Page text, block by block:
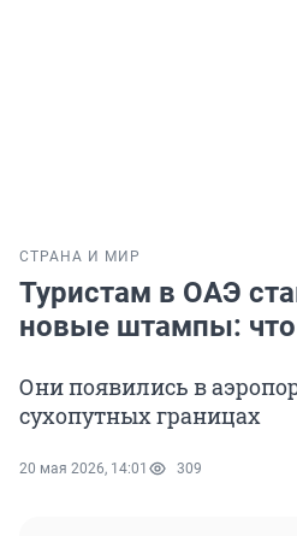
СТРАНА И МИР
Туристам в ОАЭ
новые штампы: что
Они появились в
сухопутных границах
20 мая 2026, 14:01 309